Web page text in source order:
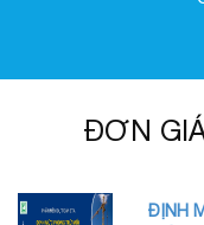
ĐƠN
ĐỊNH